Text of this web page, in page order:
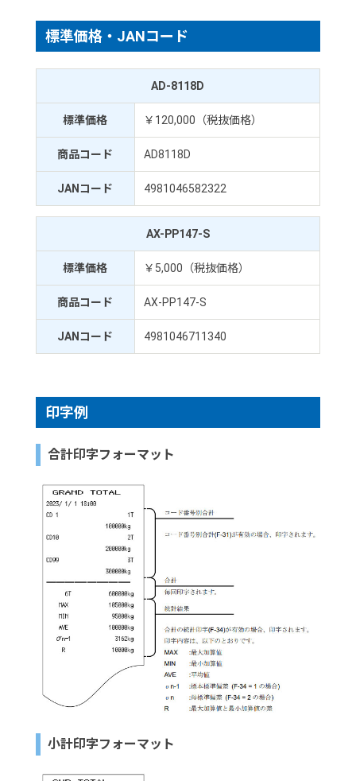
標準価格・JANコード
AD-8118D
標準価格 ￥120,000（税抜価格）
商品コード AD8118D
JANコード 4981046582322
AX-PP147-S
標準価格 ￥5,000（税抜価格）
商品コード AX-PP147-S
JANコード 4981046711340
印字例
合計印字フォーマット
小計印字フォーマット